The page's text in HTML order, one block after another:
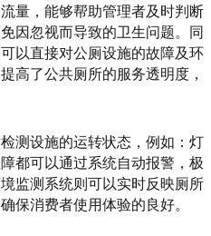
量，能够帮助管理者及时判断
因忽视而导致的卫生问题。同
以直接对公厕设施的故障及环
高了公共厕所的服务透明度，
测设施的运转状态，例如：灯
都可以通过系统自动报警，极
监测系统则可以实时反映厕所
保消费者使用体验的良好。